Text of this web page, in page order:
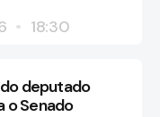
18:30
deputado
o Senado